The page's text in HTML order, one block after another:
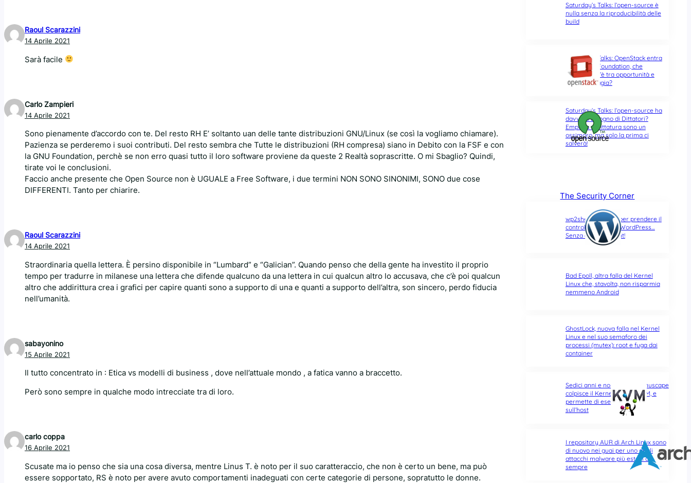
Raoul Scarazzini
14 Aprile 2021
Sarà facile
Carlo Zampieri
14 Aprile 2021
Sono pienamente d’accordo con te. Del resto RH E’ soltanto uan delle tante distribuzioni GNU/Linux (se così la vogliamo chiamare).
Pazienza se perderemo i suoi contributi. Del resto sembra che Tutte le distribuzioni (RH compresa) siano in Debito con la FSF e con
la GNU Foundation, perchè se non erro quasi tutto il loro software proviene da queste 2 Realtà soprascritte. O mi Sbaglio? Quindi,
tirate voi le conclusioni.
Faccio anche presente che Open Source non è UGUALE a Free Software, i due termini NON SONO SINONIMI, SONO due cose
DIFFERENTI. Tanto per chiarire.
Raoul Scarazzini
14 Aprile 2021
Straordinaria quella lettera. È persino disponibile in “Lumbard” e “Galician”. Quando penso che della gente ha investito il proprio
tempo per tradurre in milanese una lettera che difende qualcuno da una lettera in cui qualcun altro lo accusava, che c’è poi qualcun
altro che addirittura crea i grafici per capire quanti sono a supporto di una e quanti a supporto dell’altra, son sincero, perdo fiducia
nell’umanità.
sabayonino
15 Aprile 2021
Il tutto concentrato in : Etica vs modelli di business , dove nell’attuale mondo , a fatica vanno a braccetto.
Però sono sempre in qualche modo intrecciate tra di loro.
carlo coppa
16 Aprile 2021
Scusate ma io penso che sia una cosa diversa, mentre Linus T. è noto per il suo caratteraccio, che non è certo un bene, ma può
essere sopportato, RS è noto per avere avuto comportamenti inadeguati con certe categorie di persone, sopratutto le donne.
Saturday’s Talks: l’open-source è
nulla senza la riproducibilità delle
build
Saturday’s Talks: OpenStack entra
nella Linux Foundation, che
differenza c’è tra opportunità e
ultima spiaggia?
Saturday’s Talks: l’open-source ha
davvero bisogno di Dittatori?
Empatia e Dittatura sono un
ossimoro, ma solo la prima ci
salverà!
The Security Corner
wp2shell: due CVE per prendere il
controllo di un sito WordPress…
Senza alcun account!
Bad Epoll, altra falla del Kernel
Linux che, stavolta, non risparmia
nemmeno Android
GhostLock, nuova falla nel Kernel
Linux e nel suo semaforo dei
processi (mutex): root e fuga dai
container
Sedici anni e non sentirli: Januscape
colpisce il Kernel Linux e KVM, e
permette di eseguire codice
sull’host
I repository AUR di Arch Linux sono
di nuovo nei guai per uno degli
attacchi malware più estesi di
sempre